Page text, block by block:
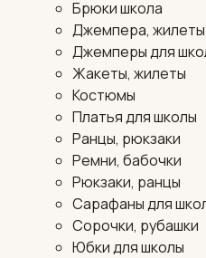
Брюки школа
Джемпера, жилеты
Джемперы для
Жакеты, жилеты
Костюмы
Платья для школы
Ранцы, рюкзаки
Ремни, бабочки
Рюкзаки, ранцы
Сарафаны для
Сорочки, рубашки
Юбки для школы